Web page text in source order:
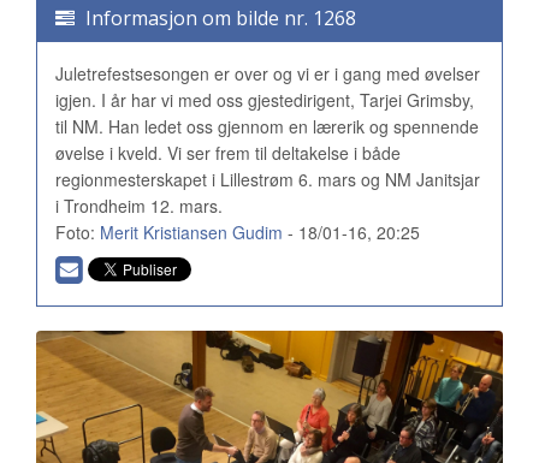
Informasjon om bilde nr. 1268
Juletrefestsesongen er over og vi er i gang med øvelser
igjen. I år har vi med oss gjestedirigent, Tarjei Grimsby,
til NM. Han ledet oss gjennom en lærerik og spennende
øvelse i kveld. Vi ser frem til deltakelse i både
regionmesterskapet i Lillestrøm 6. mars og NM Janitsjar
i Trondheim 12. mars.
Foto: Merit Kristiansen Gudim - 18/01-16, 20:25